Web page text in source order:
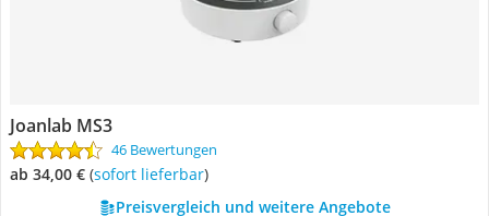
Joanlab MS3
46 Bewertungen
ab 34,00 € ( Sofort lieferbar)
Preisvergleich und weitere Angebote